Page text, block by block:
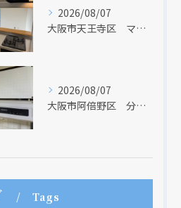
2026/08/07
大阪市天王寺区 マンションのキッチン取替及び内装リフォーム工事 クリナップ
2026/08/07
大阪市阿倍野区 分譲マンションのレンジフード取替リフォーム工事 タカラスタンダード
Tags
ページにジャンプします
ページにジャンプします